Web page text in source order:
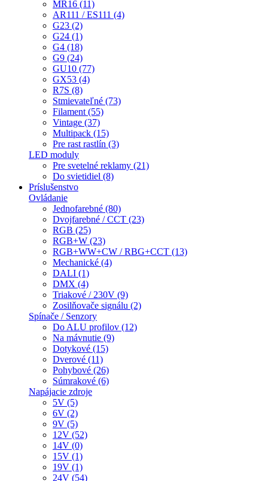
MR16 (11)
AR111 / ES111 (4)
G23 (2)
G24 (1)
G4 (18)
G9 (24)
GU10 (77)
GX53 (4)
R7S (8)
Stmievateľné (73)
Filament (55)
Vintage (37)
Multipack (15)
Pre rast rastlín (3)
LED moduly
Pre svetelné reklamy (21)
Do svietidiel (8)
Príslušenstvo
Ovládanie
Jednofarebné (80)
Dvojfarebné / CCT (23)
RGB (25)
RGB+W (23)
RGB+WW+CW / RBG+CCT (13)
Mechanické (4)
DALI (1)
DMX (4)
Triakové / 230V (9)
Zosilňovače signálu (2)
Spínače / Senzory
Do ALU profilov (12)
Na mávnutie (9)
Dotykové (15)
Dverové (11)
Pohybové (26)
Súmrakové (6)
Napájacie zdroje
5V (5)
6V (2)
9V (5)
12V (52)
14V (0)
15V (1)
19V (1)
24V (54)